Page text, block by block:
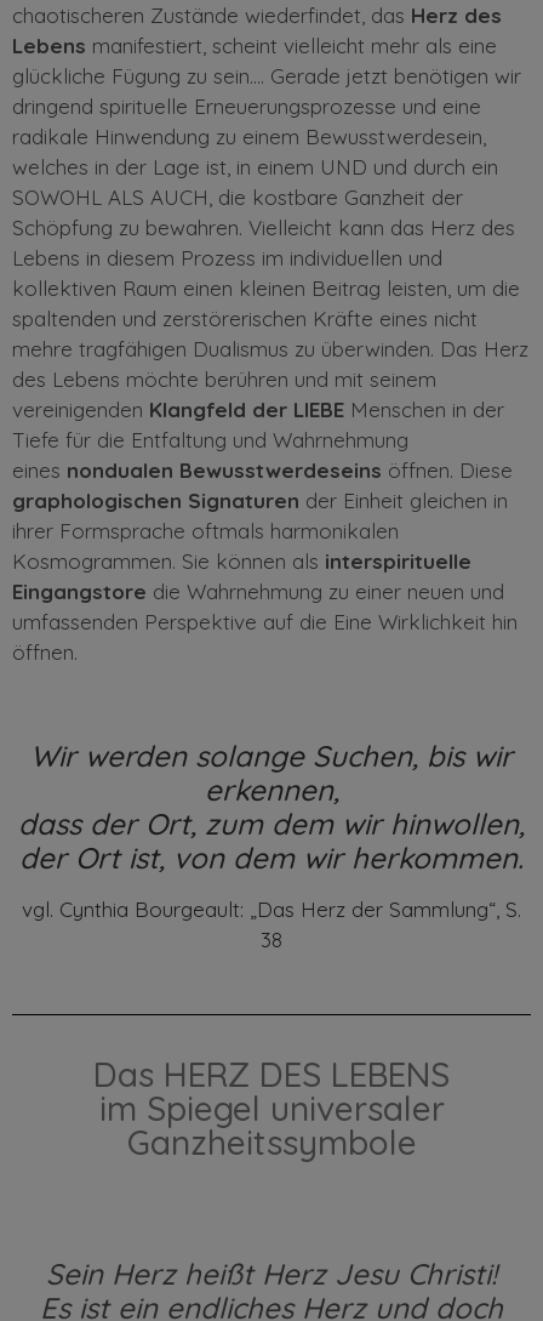
chaotischeren Zustände wiederfindet, das Herz des
Lebens manifestiert, scheint vielleicht mehr als eine
glückliche Fügung zu sein…. Gerade jetzt benötigen wir
dringend spirituelle Erneuerungsprozesse und eine
radikale Hinwendung zu einem Bewusstwerdesein,
welches in der Lage ist, in einem UND und durch ein
SOWOHL ALS AUCH, die kostbare Ganzheit der
Schöpfung zu bewahren. Vielleicht kann das Herz des
Lebens in diesem Prozess im individuellen und
kollektiven Raum einen kleinen Beitrag leisten, um die
spaltenden und zerstörerischen Kräfte eines nicht
mehre tragfähigen Dualismus zu überwinden. Das Herz
des Lebens möchte berühren und mit seinem
vereinigenden Klangfeld der LIEBE Menschen in der
Tiefe für die Entfaltung und Wahrnehmung
eines nondualen Bewusstwerdeseins öffnen. Diese
graphologischen Signaturen der Einheit gleichen in
ihrer Formsprache oftmals harmonikalen
Kosmogrammen. Sie können als interspirituelle
Eingangstore die Wahrnehmung zu einer neuen und
umfassenden Perspektive auf die Eine Wirklichkeit hin
öffnen.
Wir werden solange Suchen, bis wir
erkennen,
dass der Ort, zum dem wir hinwollen,
der Ort ist, von dem wir herkommen.
vgl. Cynthia Bourgeault: „Das Herz der Sammlung“, S.
38
Das HERZ DES LEBENS
im Spiegel universaler
Ganzheitssymbole
Sein Herz heißt Herz Jesu Christi!
Es ist ein end­liches Herz und doch